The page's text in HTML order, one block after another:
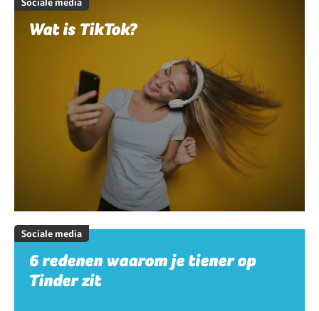
Wat is TikTok?
Sociale media
6 redenen waarom je tiener op
Tinder zit